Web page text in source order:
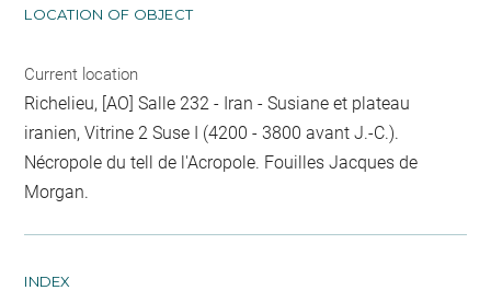
LOCATION OF OBJECT
Current location
Richelieu, [AO] Salle 232 - Iran - Susiane et plateau
iranien, Vitrine 2 Suse I (4200 - 3800 avant J.-C.).
Nécropole du tell de l'Acropole. Fouilles Jacques de
Morgan.
INDEX